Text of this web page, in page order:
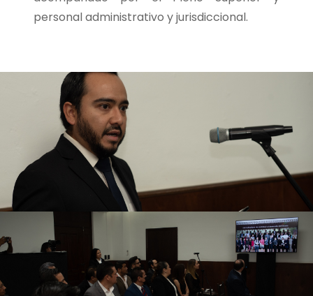
personal administrativo y jurisdiccional.